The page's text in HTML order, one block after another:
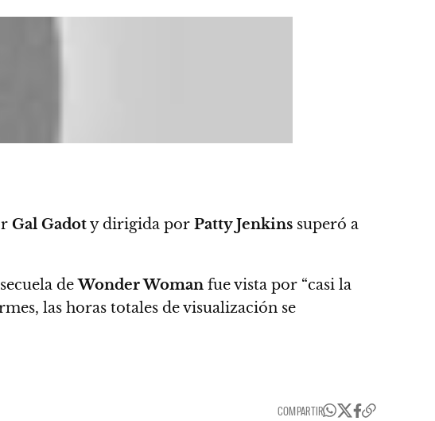
Gal Gadoty dirigida por Patty Jenkins superó a
deWonder Woman fue vista por “casi la
las horas totales de visualización se
COMPARTIR